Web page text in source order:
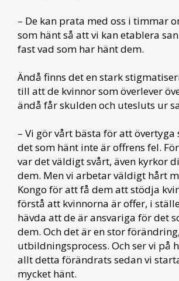
– De kan prata med oss i timmar
som hänt så att vi kan etablera
fast vad som har hänt dem.
Ändå finns det en stark
till att de kvinnor som överlever
ändå får skulden och utesluts ur
– Vi gör vårt bästa för att
det som hänt inte är offrens fel.
var det väldigt svårt, även kyrkor
dem. Men vi arbetar väldigt hårt
Kongo för att få dem att stödja
förstå att kvinnorna är offer, i
hävda att de är ansvariga för det
dem. Och det är en stor
utbildningsprocess. Och ser vi på
allt detta förändrats sedan vi
mycket hänt.